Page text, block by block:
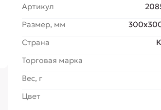
Артикул
Размер, мм
Страна
Торговая марка
Вес, г
Цвет